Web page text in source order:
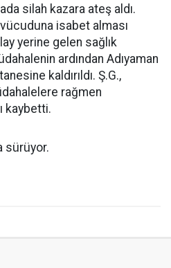
silah kazara ateş aldı.
isabet alması
yerine gelen sağlık
ardından Adıyaman
kaldırıldı. Ş.G.,
rağmen
kaybetti.
sürüyor.